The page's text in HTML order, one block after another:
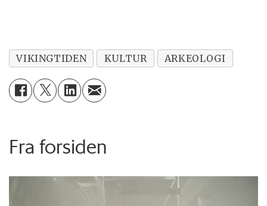
VIKINGTIDEN KULTUR ARKEOLOGI
Fra forsiden